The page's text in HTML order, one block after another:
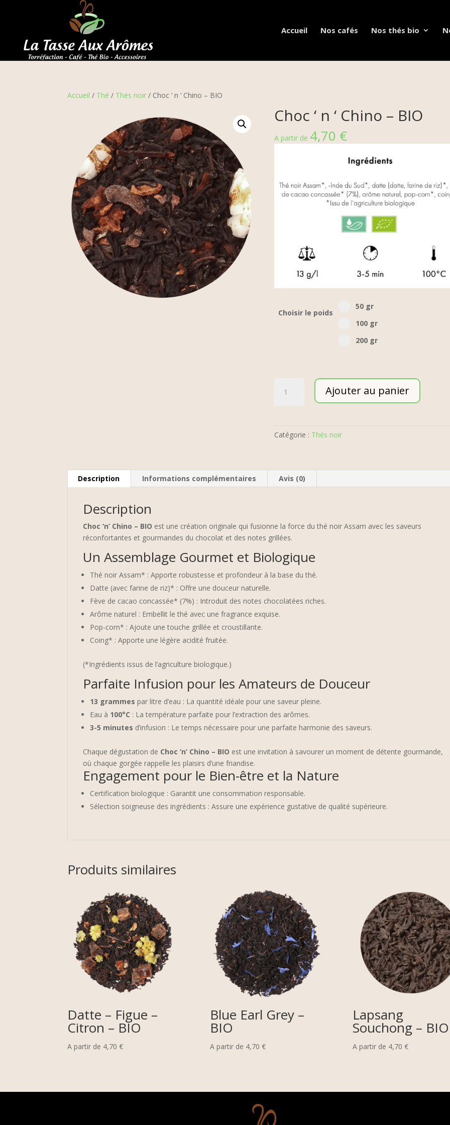
Accueil Nos cafés Nos thés bio
Accueil / Thé / Thés noir / Choc ‘ n ‘ Chino – BIO
Choc ‘ n ‘ Chino – BIO
A partir de 4,70 €
Choisir le poids
Select pa_poid-the
50 gr
50 gr option for pa_poid-
100 gr
100 gr option for pa_poid-
200 gr
200 gr option for pa_poid-
BIO
Ajouter au panier
Catégorie : Thés noir
Description Informations complémentaires Avis (0)
Description
Choc ‘n’ Chino – BIO est une création originale qui fusionne la force du thé noir Assam avec les saveurs
réconfortantes et gourmandes du chocolat et des notes grillées.
Un Assemblage Gourmet et Biologique
Thé noir Assam* : Apporte robustesse et profondeur à la base du thé.
Datte (avec farine de riz)* : Offre une douceur naturelle.
Fève de cacao concassée* (7%) : Introduit des notes chocolatées riches.
Arôme naturel : Embellit le thé avec une fragrance exquise.
Pop-corn* : Ajoute une touche grillée et croustillante.
Coing* : Apporte une légère acidité fruitée.
(*Ingrédients issus de l’agriculture biologique.)
Parfaite Infusion pour les Amateurs de Douceur
13 grammes par litre d’eau : La quantité idéale pour une saveur pleine.
Eau à 100°C : La température parfaite pour l’extraction des arômes.
3-5 minutes d’infusion : Le temps nécessaire pour une parfaite harmonie des saveurs.
Chaque dégustation de Choc ‘n’ Chino – BIO est une invitation à savourer un moment de détente gourmande,
où chaque gorgée rappelle les plaisirs d’une friandise.
Engagement pour le Bien-être et la Nature
Certification biologique : Garantit une consommation responsable.
Sélection soigneuse des ingrédients : Assure une expérience gustative de qualité supérieure.
Produits similaires
Datte – Figue –
Citron – BIO
A partir de 4,70€
Blue Earl Grey –
BIO
A partir de 4,70 €
Lapsang
Souchong – BIO
A partir de 4,70 €